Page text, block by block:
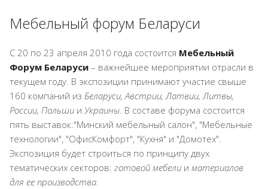
Мебельный форум Беларуси
С 20 по 23 апреля 2010 года состоится Мебельный
Форум Беларуси – важнейшее мероприятии отрасли в
текущем году. В экспозиции принимают участие свыше
160 компаний из Беларуси, Австрии, Латвии, Литвы,
России, Польши и Украины . В составе форума состоится
пять выставок:"Минский мебельный салон", "Мебельные
технологии", "ОфисКомфорт", "Кухня" и "Домотех".
Экспозиция будет строиться по принципу двух
тематических секторов: готовой мебели и материалов
для ее производства